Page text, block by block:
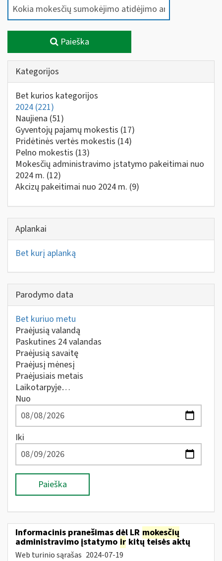
Paieška
Kategorijos
Bet kurios kategorijos
2024 (221)
Naujiena (51)
Gyventojų pajamų mokestis (17)
Pridėtinės vertės mokestis (14)
Pelno mokestis (13)
Mokesčių administravimo įstatymo pakeitimai nuo
2024 m. (12)
Akcizų pakeitimai nuo 2024 m. (9)
Aplankai
Bet kurį aplanką
Parodymo data
Bet kuriuo metu
Praėjusią valandą
Paskutines 24 valandas
Praėjusią savaitę
Praėjusį mėnesį
Praėjusiais metais
Laikotarpyje…
Nuo
Iki
Paieška
Informacinis pranešimas dėl LR mokesčių
administravimo įstatymo ir kitų teisės aktų
Web turinio sąrašas 2024-07-19